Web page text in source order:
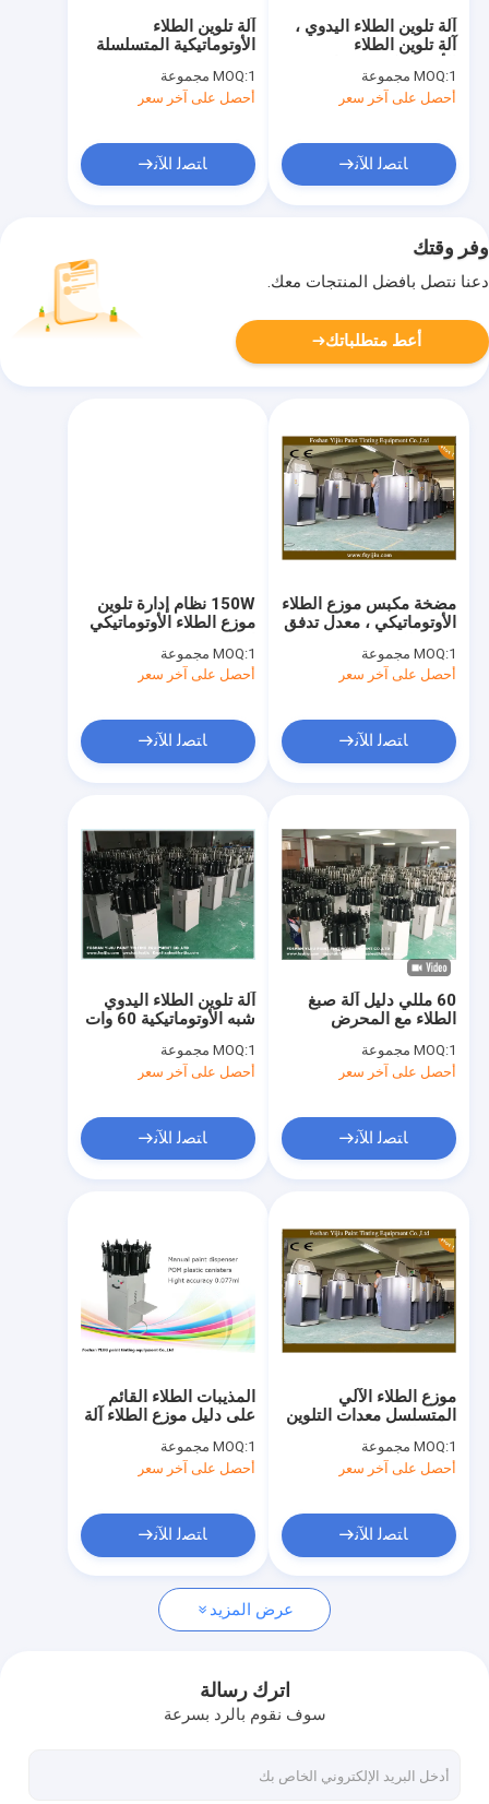
منتجات
أشرطة فيديو
معلومات عنا
آلة تلوين الطلاء
ماكينة طلاء شاكر
خلاط جيروسكوبي
شاكر دهان كهربائي
آلة تلوين الطلاء
الأوتوماتيكية المتسلسلة
MOQ:1 مجموعة
أحصل على آخر سعر
ﺎﺘﺼﻟ ﺍﻶﻧ
آلة تلوين الطلاء اليدوي ،
آلة تلوين الطلاء
MOQ:1 مجموعة
أحصل على آخر سعر
ﺎﺘﺼﻟ ﺍﻶﻧ
وفر وقتك
دعنا نتصل بأفضل المنتجات معك.
أعط متطلباتك
150W نظام إدارة تلوين
موزع الطلاء الأوتوماتيكي
MOQ:1 مجموعة
أحصل على آخر سعر
ﺎﺘﺼﻟ ﺍﻶﻧ
مضخة مكبس موزع الطلاء
الأوتوماتيكي ، معدل تدفق
MOQ:1 مجموعة
أحصل على آخر سعر
ﺎﺘﺼﻟ ﺍﻶﻧ
آلة تلوين الطلاء اليدوي
شبه الأوتوماتيكية 60 وات
MOQ:1 مجموعة
أحصل على آخر سعر
ﺎﺘﺼﻟ ﺍﻶﻧ
60 مللي دليل آلة صبغ
الطلاء مع المحرض
MOQ:1 مجموعة
أحصل على آخر سعر
ﺎﺘﺼﻟ ﺍﻶﻧ
المذيبات الطلاء القائم
على دليل موزع الطلاء آلة
السيراميك
MOQ:1 مجموعة
أحصل على آخر سعر
ﺎﺘﺼﻟ ﺍﻶﻧ
موزع الطلاء الآلي
المتسلسل معدات التلوين
MOQ:1 مجموعة
أحصل على آخر سعر
ﺎﺘﺼﻟ ﺍﻶﻧ
عرض المزيد
اترك رسالة
سوف نقوم بالرد بسرعة